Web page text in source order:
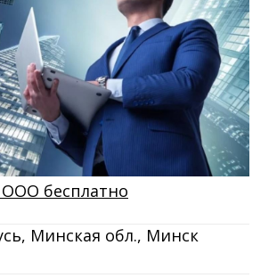
бесплатно
Минская обл., Минск